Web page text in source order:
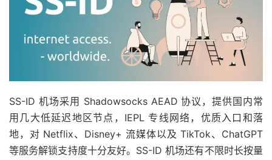
SS-ID 机场采用 Shadowsocks AEAD 协议，提供国内常
用几大低延迟地区节点，IEPL 专线网络，优质入口和落
地，对 Netflix、Disney+ 流媒体以及 TikTok、ChatGPT
等服务解锁支持度十分友好。SS-ID 机场还有不限时长按量